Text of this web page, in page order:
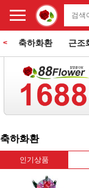
< 축하화환 근조
동양란 서양란
축하화환
인기상품